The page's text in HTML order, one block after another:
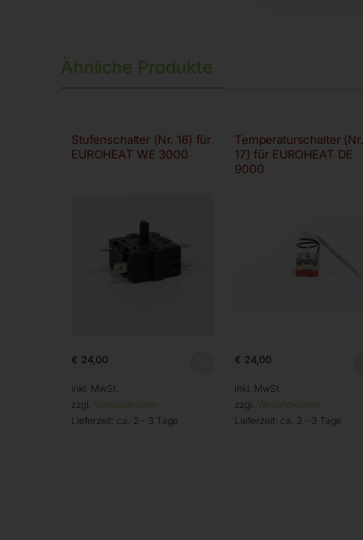
Ähnliche Produkte
Stufenschalter (Nr. 16) für
EUROHEAT WE 3000
€ 24,00
inkl. MwSt.
zzgl. Versandkosten
Lieferzeit: ca. 2 - 3 Tage
Temperaturschalter (Nr.
17) für EUROHEAT DE
9000
€ 24,00
inkl. MwSt.
zzgl. Versandkosten
Lieferzeit: ca. 2 - 3 Tage